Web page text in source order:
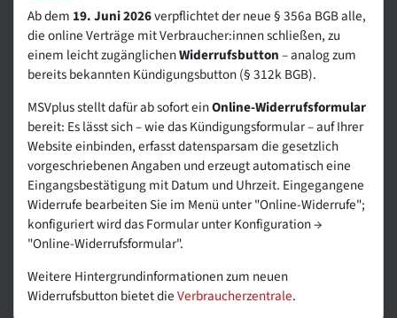
Ab dem 19. Juni 2026verpflichtet der neue § 356a BGB alle,
die online Verträge mit Verbraucher:innen schließen, zu
einem leicht zugänglichenWiderrufsbutton– analog zum
bereits bekannten Kündigungsbutton (§ 312k BGB).
MSVplus stellt dafür ab sofort einOnline-Widerrufsformular
bereit: Es lässt sich – wie das Kündigungsformular – auf Ihrer
Website einbinden, erfasst datensparsam die gesetzlich
vorgeschriebenen Angaben und erzeugt automatisch eine
Eingangsbestätigung mit Datum und Uhrzeit. Eingegangene
Widerrufe bearbeiten Sie im Menü unter "Online-Widerrufe";
konfiguriert wird das Formular unter Konfiguration →
"Online-Widerrufsformular".
Weitere Hintergrundinformationen zum neuen
Widerrufsbutton bietet dieVerbraucherzentrale.